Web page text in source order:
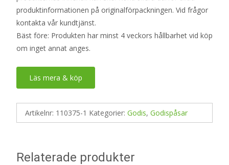
produktinformationen på originalförpackningen. Vid frågor
kontakta vår kundtjänst.
Bäst före: Produkten har minst 4 veckors hållbarhet vid köp
om inget annat anges.
Läs mera & köp
Artikelnr: 110375-1 Kategorier: Godis, Godispåsar
Relaterade produkter